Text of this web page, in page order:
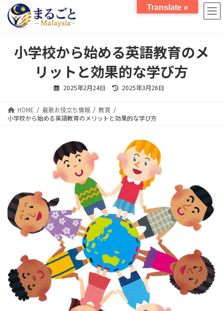
小学校から始める英語教育のメ
リットと効果的な学び方
2025年2月24日 最
終
時
:
2025年3月26日
HOME 最新お役立ち情報
教育
小学校から始める英語教育のメリットと効果的な学び方
Translate »